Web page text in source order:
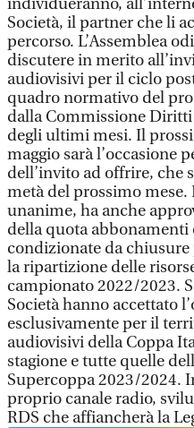
individueranno,
Società, il partner che li
percorso. L’Assemblea
discutere in merito
audiovisivi per il ciclo
quadro normativo del
dalla Commissione
degli ultimi mesi. Il
maggio sarà l’occasione
dell’invito ad offrire, che
metà del prossimo mese.
unanime, ha anche
della quota abbonamenti
condizionate da
la ripartizione delle
campionato 2022/2023.
Società hanno accettato
esclusivamente per il
audiovisivi della Coppa
stagione e tutte quelle
Supercoppa 2023/2024.
proprio canale radio,
RDS che affiancherà la